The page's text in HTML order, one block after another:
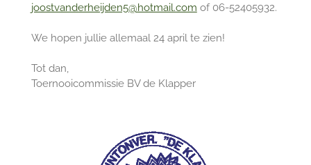
joostvanderheijden5@hotmail.com of 06-52405932.
We hopen jullie allemaal 24 april te zien!
Tot dan,
Toernooicommissie BV de Klapper